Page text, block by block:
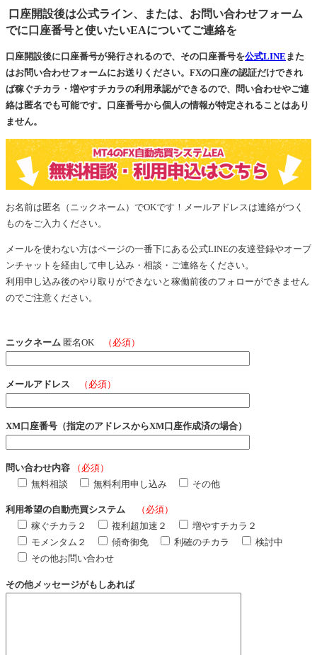
口座開設後は公式ライン、または、お問い合わせフォーム
でに口座番号と使いたいEAについてご連絡を
口座開設後に口座番号が発行されるので、その口座番号を公式LINE また
はお問い合わせフォームにお送りください。FXの口座の認証だけできれ
ば稼ぐチカラ・増やすチカラの利用承認ができるので、問い合わせやご連
絡は匿名でも可能です。口座番号から個人の情報が特定されることはあり
ません。
お名前は匿名（ニックネーム）でOKです！メールアドレスは連絡がつく
ものをご入力ください。
メールを使わない方はページの一番下にある公式LINEの友達登録やオープ
ンチャットを経由して申し込み・相談・ご連絡をください。
利用申し込み後のやり取りができないと稼働前後のフォローができません
のでご注意ください。
ニックネーム 匿名OK （必須）
メールアドレス （必須）
XM口座番号（指定のアドレスからXM口座作成済の場合）
問い合わせ内容
（必須）
無料相談
無料利用申し込み その他
利用希望の自動売買システム
（必須）
稼ぐチカラ２
複利超加速２
増やすチカラ２
モメンタム２
傾奇御免 利確のチカラ
検討中
その他お問い合わせ
その他メッセージがもしあれば